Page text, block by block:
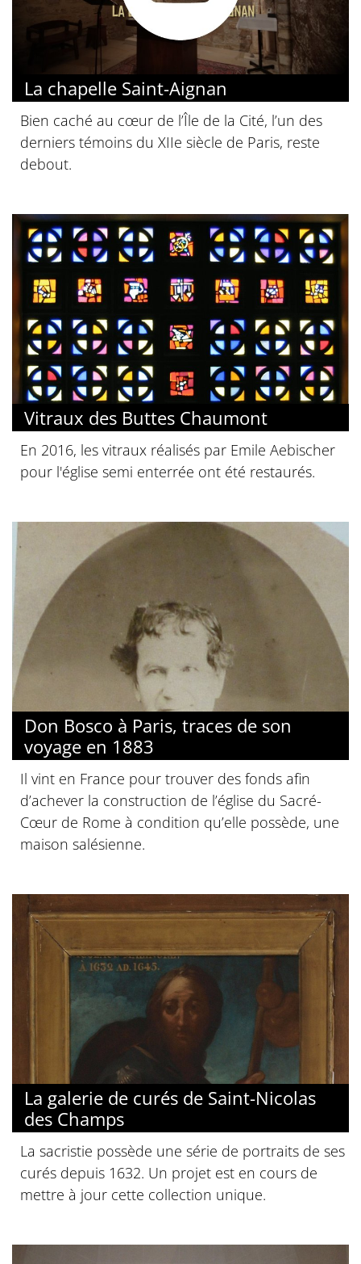
La chapelle Saint-Aignan
Bien caché au cœur de l’Île de la Cité, l’un des
derniers témoins du XIIe siècle de Paris, reste
debout.
Vitraux des Buttes Chaumont
En 2016, les vitraux réalisés par Emile Aebischer
pour l'église semi enterrée ont été restaurés.
Don Bosco à Paris, traces de son
voyage en 1883
Il vint en France pour trouver des fonds afin
d’achever la construction de l’église du Sacré-
Cœur de Rome à condition qu’elle possède, une
maison salésienne.
La galerie de curés de Saint-Nicolas
des Champs
La sacristie possède une série de portraits de ses
curés depuis 1632. Un projet est en cours de
mettre à jour cette collection unique.